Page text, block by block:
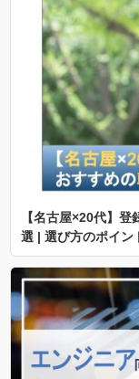
【名古屋×20代】
選 | 選び方のポイン